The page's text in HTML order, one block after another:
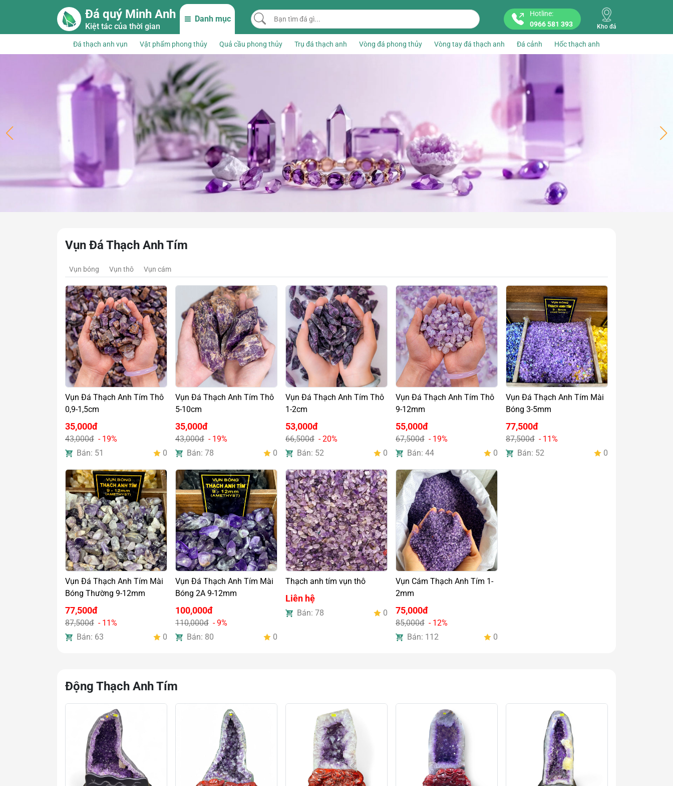
Skip to main content
Đá quý Minh Anh
Kiệt tác của thời gian
Danh mục Bạn tìm đá gì...
Hotline:
0966 581 393
Kho đá
Đá thạch anh vụn Vật phẩm phong thủy Quả cầu phong thủy Trụ đá thạch anh Vòng đá phong thủy Vòng tay đá thạch anh Đá cảnh Hốc thạch anh
Vụn Đá Thạch Anh Tím
Vụn bóng Vụn thô Vụn cám
Vụn Đá Thạch Anh Tím Thô
0,9-1,5cm
35,000đ
43,000đ - 19%
Bán: 51
0
Vụn Đá Thạch Anh Tím Thô
5-10cm
35,000đ
43,000đ - 19%
Bán: 78
0
Vụn Đá Thạch Anh Tím Thô
1-2cm
53,000đ
66,500đ - 20%
Bán: 52
0
Vụn Đá Thạch Anh Tím Thô
9-12mm
55,000đ
67,500đ - 19%
Bán: 44
0
Vụn Đá Thạch Anh Tím Mài
Bóng 3-5mm
77,500đ
87,500đ - 11%
Bán: 52
0
Vụn Đá Thạch Anh Tím Mài
Bóng Thường 9-12mm
77,500đ
87,500đ - 11%
Bán: 63
0
Vụn Đá Thạch Anh Tím Mài
Bóng 2A 9-12mm
100,000đ
110,000đ - 9%
Bán: 80
0
Thạch anh tím vụn thô
Liên hệ
Bán: 78 0
Vụn Cám Thạch Anh Tím 1-
2mm
75,000đ
85,000đ - 12%
Bán: 112
0
Động Thạch Anh Tím